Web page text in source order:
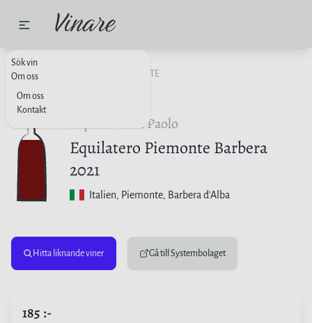
Sök vin
Om oss
Om oss
Kontakt
RÖTT VIN PIEMONTE
Repetto Gian Paolo
Equilatero Piemonte Barbera
2021
Italien, Piemonte, Barbera d'Alba
Hitta liknande viner Gå till Systembolaget
185 :-